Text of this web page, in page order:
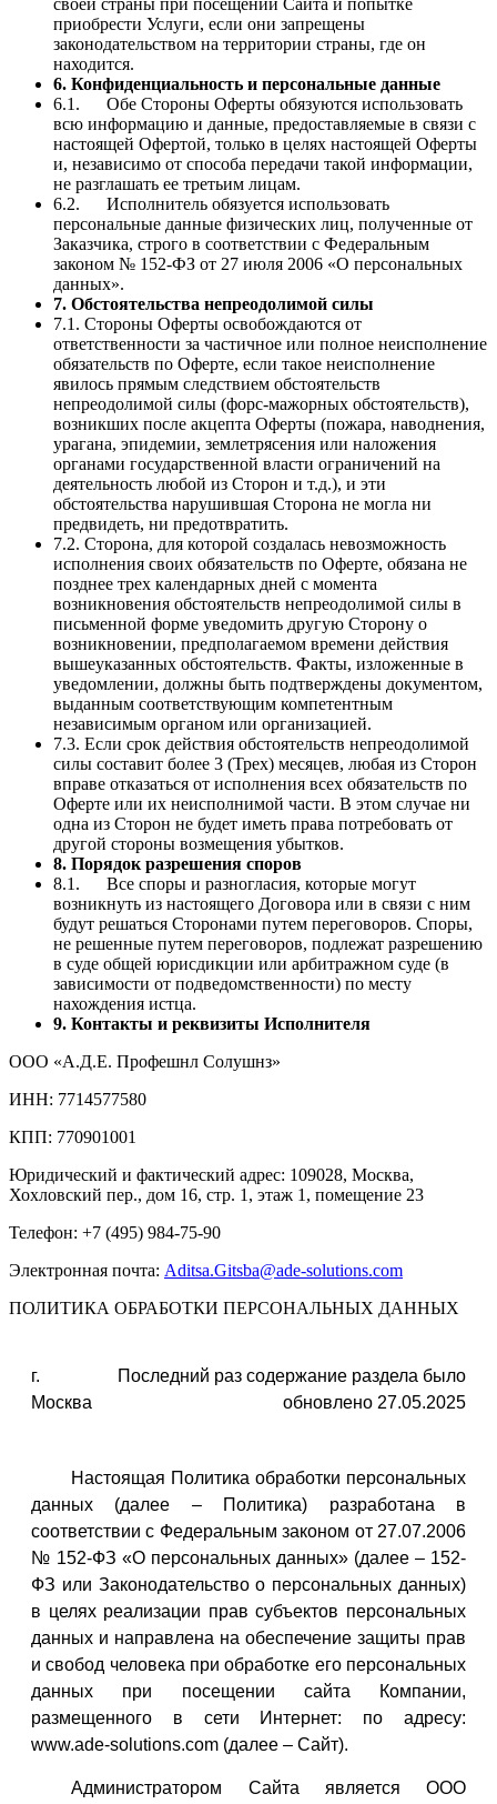
приобрести Услуги, если они запрещены
законодательством на территории страны, где он
находится.
6. Конфиденциальность и персональные данные
6.1. Обе Стороны Оферты обязуются использовать
всю информацию и данные, предоставляемые в связи с
настоящей Офертой, только в целях настоящей Оферты
и, независимо от способа передачи такой информации,
не разглашать ее третьим лицам.
6.2. Исполнитель обязуется использовать
персональные данные физических лиц, полученные от
Заказчика, строго в соответствии с Федеральным
законом № 152-ФЗ от 27 июля 2006 «О персональных
данных».
7. Обстоятельства непреодолимой силы
7.1. Стороны Оферты освобождаются от
ответственности за частичное или полное неисполнение
обязательств по Оферте, если такое неисполнение
явилось прямым следствием обстоятельств
непреодолимой силы (форс-мажорных обстоятельств),
возникших после акцепта Оферты (пожара, наводнения,
урагана, эпидемии, землетрясения или наложения
органами государственной власти ограничений на
деятельность любой из Сторон и т.д.), и эти
обстоятельства нарушившая Сторона не могла ни
предвидеть, ни предотвратить.
7.2. Сторона, для которой создалась невозможность
исполнения своих обязательств по Оферте, обязана не
позднее трех календарных дней с момента
возникновения обстоятельств непреодолимой силы в
письменной форме уведомить другую Сторону о
возникновении, предполагаемом времени действия
вышеуказанных обстоятельств. Факты, изложенные в
уведомлении, должны быть подтверждены документом,
выданным соответствующим компетентным
независимым органом или организацией.
7.3. Если срок действия обстоятельств непреодолимой
силы составит более 3 (Трех) месяцев, любая из Сторон
вправе отказаться от исполнения всех обязательств по
Оферте или их неисполнимой части. В этом случае ни
одна из Сторон не будет иметь права потребовать от
другой стороны возмещения убытков.
8. Порядок разрешения споров
8.1. Все споры и разногласия, которые могут
возникнуть из настоящего Договора или в связи с ним
будут решаться Сторонами путем переговоров. Споры,
не решенные путем переговоров, подлежат разрешению
в суде общей юрисдикции или арбитражном суде (в
зависимости от подведомственности) по месту
нахождения истца.
9. Контакты и реквизиты Исполнителя
ООО «А.Д.Е. Профешнл Солушнз»
ИНН: 7714577580
КПП: 770901001
Юридический и фактический адрес: 109028, Москва,
Хохловский пер., дом 16, стр. 1, этаж 1, помещение 23
Телефон: +7 (495) 984-75-90
Электронная почта: Aditsa.Gitsba@ade-solutions.com
ПОЛИТИКА ОБРАБОТКИ ПЕРСОНАЛЬНЫХ ДАННЫХ
г.
Москва
Последний раз содержание раздела было
обновлено 27.05.2025
Настоящая Политика обработки персональных
данных (далее – Политика) разработана в
соответствии с Федеральным законом от 27.07.2006
№ 152-ФЗ «О персональных данных» (далее – 152-
ФЗ или Законодательство о персональных данных)
в целях реализации прав субъектов персональных
данных и направлена на обеспечение защиты прав
и свобод человека при обработке его персональных
данных при посещении сайта Компании,
размещенного в сети Интернет: по адресу:
www.ade-solutions.com (далее – Сайт).
Администратором Сайта является ООО